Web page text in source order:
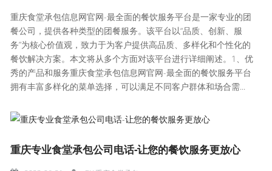
重庆食堂承包信息网官网-最全面的餐饮服务平台是一家专业的团
餐公司，提供各种类型的团餐服务。该平台以“品质、创新、服
务”为核心价值观，致力于为客户提供高品质、多样化和个性化的
餐饮解决方案。本文将从多个方面对该平台进行详细阐述。1、优
秀的产品和服务重庆食堂承包信息网官网-最全面的餐饮服务平台
拥有丰富多样化的菜单选择，可以满足不同客户群体和场合需...
重庆专业食堂承包公司电话-让您的餐饮服务更放心